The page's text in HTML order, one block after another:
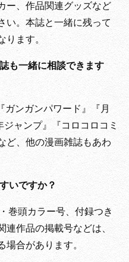
ー、作品関連グッズなど
い。本誌と一緒に残って
ります。
も一緒に相談できます
ガンガンパワード』『月
ャンプ』『コロコロコミ
ど、他の漫画雑誌もあわ
いですか？
巻頭カラー号、付録つき
作品の掲載号などは、
場合があります。